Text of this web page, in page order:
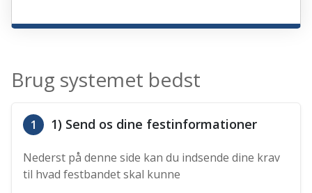
Brug systemet bedst
1 1) Send os dine festinformationer
Nederst på denne side kan du indsende dine krav
til hvad festbandet skal kunne